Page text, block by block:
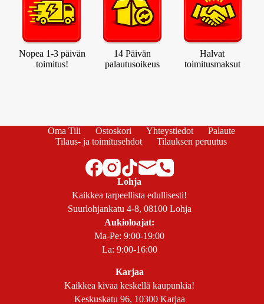
Nopea 1-3 päivän
toimitus!
14 Päivän
palautusoikeus
Halvat
toimitusmaksut
Oma Tili Ostoskori Yhteystiedot
Palaute
Tilaus- ja toimitusehdot
Tilauksen peruutus
Lohja
Kaikkea tarpeellista edullisesti!
Suurlohjankatu 4-8, 08100 Lohja
Aukioloajat:
Ma-Pe: 9:00-19:00
La: 9:00-16:00
Karjaa
Kaikkea kivaa keskellä kaupunkia!
Keskuskatu 96, 10300 Karjaa